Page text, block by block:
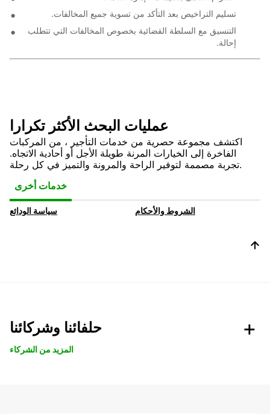
تسليم التراخيص بعد التأكد من تسوية جميع المخالفات.
التنسيق مع السلطة القضائية بخصوص المخالفات التي تتطلب
إحالة.
عمليات البحث الأكثر تكرارا
اكتشف مجموعة حصرية من خدمات التأجير ، من المركبات
الفاخرة إلى الخيارات المرنة طويلة الأجل أو أحادية الاتجاه.
تجربة مصممة لتوفير الراحة والمرونة والتميز في كل رحلة.
خدمات أخرى
سياسة الودائع الشروط والأحكام
حلفائنا وشركائنا
المزيد من الشركاء